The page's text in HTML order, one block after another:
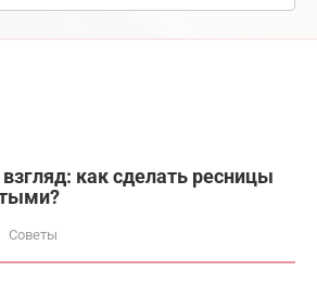
как сделать ресницы
Советы